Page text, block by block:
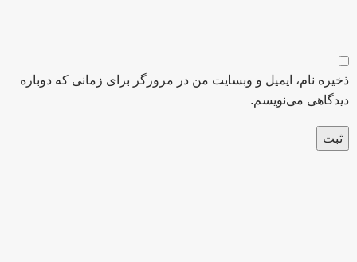
ذخیره نام، ایمیل و وبسایت من در مرورگر برای زمانی که دوباره
دیدگاهی می‌نویسم.